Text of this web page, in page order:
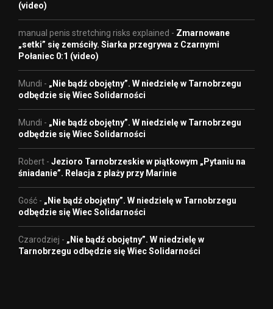
(video)
manual penis stretching risks explained - Zmarnowane
„setki” się zemściły. Siarka przegrywa z Czarnymi
Połaniec 0:1 (video)
Mundi - „Nie bądź obojętny”. W niedzielę w Tarnobrzegu
odbędzie się Wiec Solidarności
Mundi - „Nie bądź obojętny”. W niedzielę w Tarnobrzegu
odbędzie się Wiec Solidarności
Robert - Jezioro Tarnobrzeskie w piątkowym „Pytaniu na
śniadanie”. Relacja z plaży przy Marinie
Gość - „Nie bądź obojętny”. W niedzielę w Tarnobrzegu
odbędzie się Wiec Solidarności
Czarodziej - „Nie bądź obojętny”. W niedzielę w
Tarnobrzegu odbędzie się Wiec Solidarności